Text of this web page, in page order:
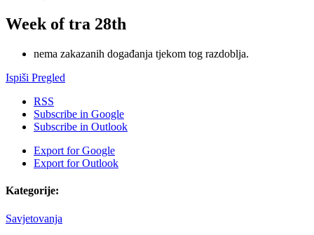
Week of tra 28th
nema zakazanih događanja tjekom tog razdoblja.
Ispiši Pregled
RSS
Subscribe in Google
Subscribe in Outlook
Export forGoogle
Export forOutlook
Kategorije:
Savjetovanja